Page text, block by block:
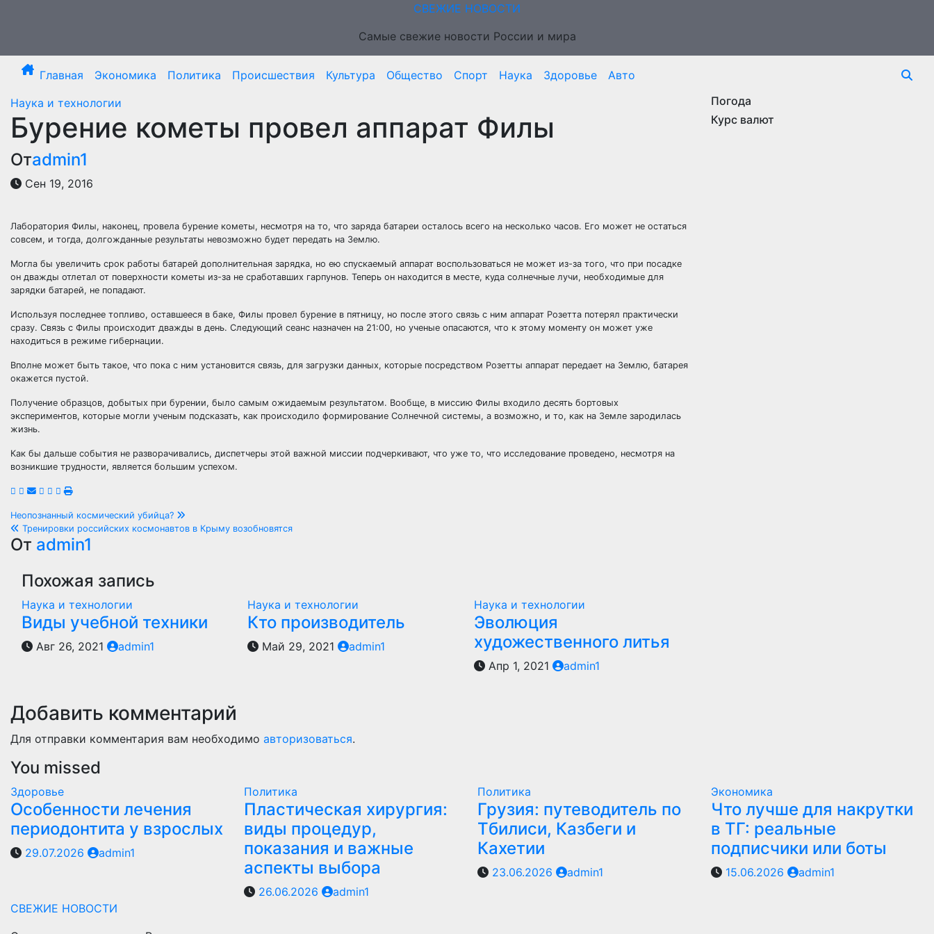
СВЕЖИЕ НОВОСТИ
Самые свежие новости России и мира
Главная Экономика Политика Происшествия Культура Общество Спорт Наука Здоровье
Авто
Наука и технологии
Бурение кометы провел аппарат Филы
Отadmin1
Сен 19, 2016
Лаборатория Филы, наконец, провела бурение кометы, несмотря на то, что заряда батареи осталось всего на несколько часов. Его может не остаться
совсем, и тогда, долгожданные результаты невозможно будет передать на Землю.
Могла бы увеличить срок работы батарей дополнительная зарядка, но ею спускаемый аппарат воспользоваться не может из-за того, что при посадке
он дважды отлетал от поверхности кометы из-за не сработавших гарпунов. Теперь он находится в месте, куда солнечные лучи, необходимые для
зарядки батарей, не попадают.
Используя последнее топливо, оставшееся в баке, Филы провел бурение в пятницу, но после этого связь с ним аппарат Розетта потерял практически
сразу. Связь с Филы происходит дважды в день. Следующий сеанс назначен на 21:00, но ученые опасаются, что к этому моменту он может уже
находиться в режиме гибернации.
Вполне может быть такое, что пока с ним установится связь, для загрузки данных, которые посредством Розетты аппарат передает на Землю, батарея
окажется пустой.
Получение образцов, добытых при бурении, было самым ожидаемым результатом. Вообще, в миссию Филы входило десять бортовых
экспериментов, которые могли ученым подсказать, как происходило формирование Солнечной системы, а возможно, и то, как на Земле зародилась
жизнь.
Как бы дальше события не разворачивались, диспетчеры этой важной миссии подчеркивают, что уже то, что исследование проведено, несмотря на
возникшие трудности, является большим успехом.
Навигация
по
записям
Неопознанный космический убийца?
Тренировки российских космонавтов в Крыму возобновятся
От admin1
Похожая запись
Наука и технологии
Виды учебной техники
Авг 26, 2021 admin1
Наука и технологии
Кто производитель
Май 29, 2021 admin1
Наука и технологии
Эволюция
художественного литья
Апр 1, 2021 admin1
Добавить комментарий
Для отправки комментария вам необходимо авторизоваться.
Погода
Курс валют
You missed
Здоровье
Особенности лечения
периодонтита у взрослых
29.07.2026 admin1
Политика
Пластическая хирургия:
виды процедур,
показания и важные
аспекты выбора
26.06.2026 admin1
Политика
Грузия: путеводитель по
Тбилиси, Казбеги и
Кахетии
23.06.2026 admin1
Экономика
Что лучше для накрутки
в ТГ: реальные
подписчики или боты
15.06.2026 admin1
СВЕЖИЕ НОВОСТИ